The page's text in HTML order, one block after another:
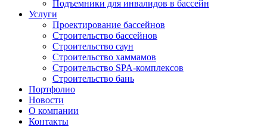
Подъемники для инвалидов в бассейн
Услуги
Проектирование бассейнов
Строительство бассейнов
Строительство саун
Строительство хаммамов
Строительство SPA-комплексов
Строительство бань
Портфолио
Новости
O компании
Контакты